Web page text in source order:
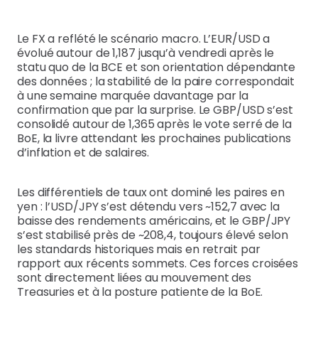
Le FX a reflété le scénario macro. L’EUR/USD a
évolué autour de 1,187 jusqu’à vendredi après le
statu quo de la BCE et son orientation dépendante
des données ; la stabilité de la paire correspondait
à une semaine marquée davantage par la
confirmation que par la surprise. Le GBP/USD s’est
consolidé autour de 1,365 après le vote serré de la
BoE, la livre attendant les prochaines publications
d’inflation et de salaires.
Les différentiels de taux ont dominé les paires en
yen : l’USD/JPY s’est détendu vers ~152,7 avec la
baisse des rendements américains, et le GBP/JPY
s’est stabilisé près de ~208,4, toujours élevé selon
les standards historiques mais en retrait par
rapport aux récents sommets. Ces forces croisées
sont directement liées au mouvement des
Treasuries et à la posture patiente de la BoE.